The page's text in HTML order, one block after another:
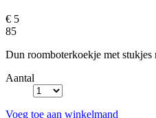
€ 5
85
Dun roomboterkoekje met
Aantal
Voeg toe aan winkelmand